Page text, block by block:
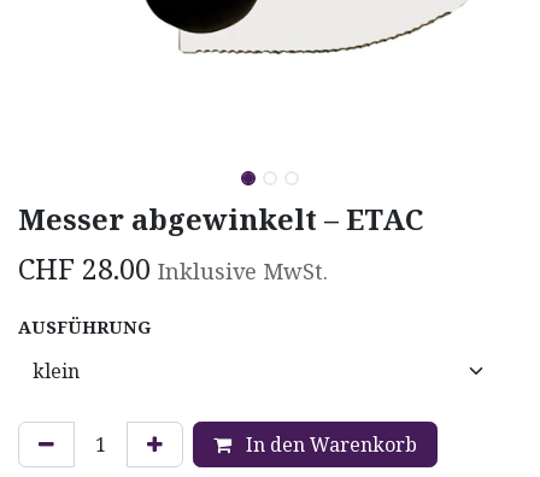
Messer abgewinkelt – ETAC
CHF 28.00 Inklusive MwSt.
AUSFÜHRUNG
In den Warenkorb